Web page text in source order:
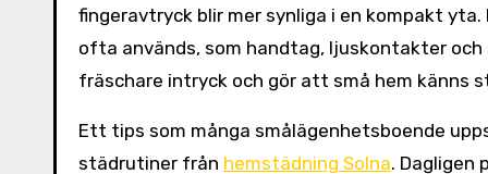
fingeravtryck blir mer synliga i en kompakt
ofta används, som handtag, ljuskontakter
fräschare intryck och gör att små hem känns
Ett tips som många smålägenhetsboende
städrutiner från hemstädning Solna. Dagligen